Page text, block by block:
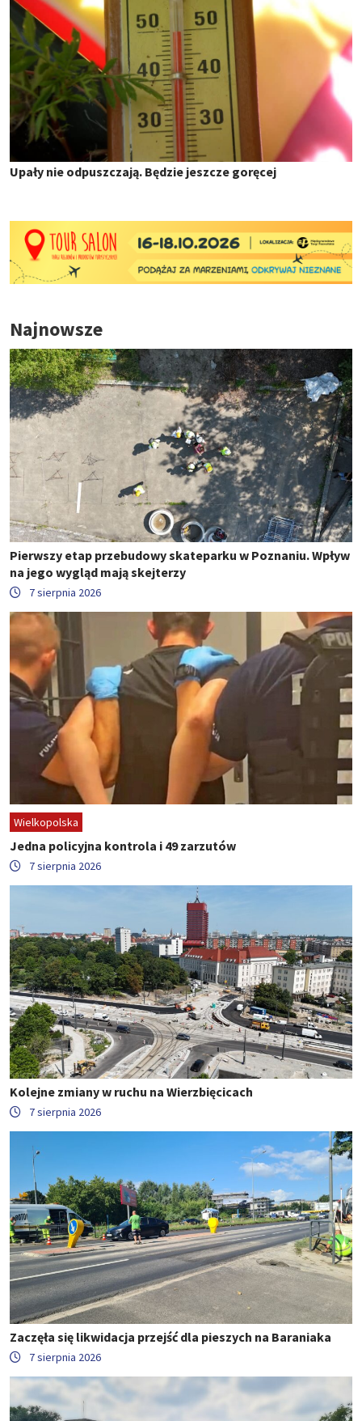
Upały nie odpuszczają. Będzie jeszcze goręcej
Najnowsze
Pierwszy etap przebudowy skateparku w Poznaniu. Wpływ
na jego wygląd mają skejterzy
7 sierpnia 2026
Wielkopolska
Jedna policyjna kontrola i 49 zarzutów
7 sierpnia 2026
Kolejne zmiany w ruchu na Wierzbięcicach
7 sierpnia 2026
Zaczęła się likwidacja przejść dla pieszych na Baraniaka
7 sierpnia 2026